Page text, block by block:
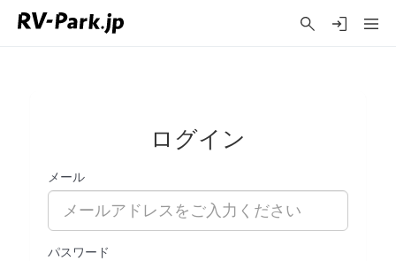
ログイン
メール
パスワード